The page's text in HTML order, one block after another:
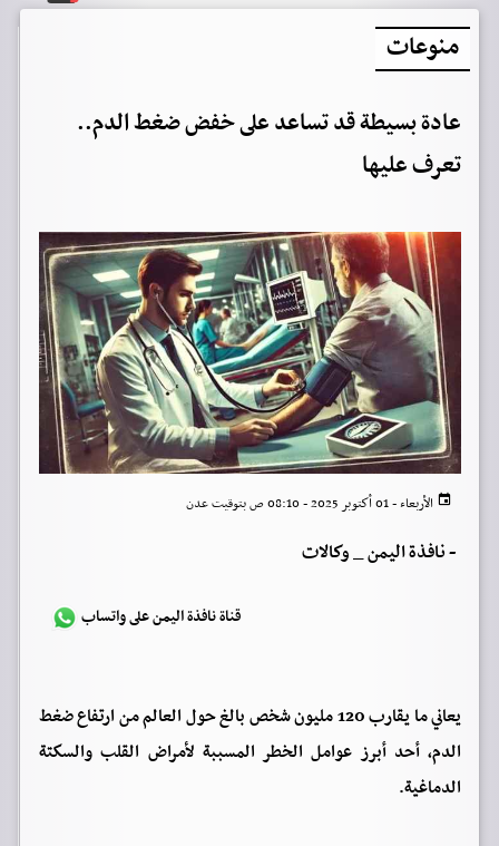
منوعات
عادة بسيطة قد تساعد على خفض ضغط الدم..
تعرف عليها
الأربعاء - 01 أكتوبر 2025 - 08:10 ص بتوقيت عدن
-نافذة اليمن _ وكالات
قناة نافذة اليمن على واتساب
يعاني ما يقارب 120 مليون شخص بالغ حول العالم من ارتفاع ضغط
الدم، أحد أبرز عوامل الخطر المسببة لأمراض القلب والسكتة
الدماغية.